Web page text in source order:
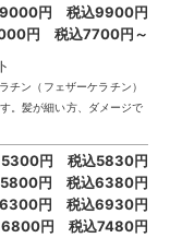
9000円 税込9900円
円 税込7700円～
チン（フェザーケラチン）
。髪が細い方、ダメージで
5300円 税込5830円
5800円 税込6380円
6300円 税込6930円
6800円 税込7480円